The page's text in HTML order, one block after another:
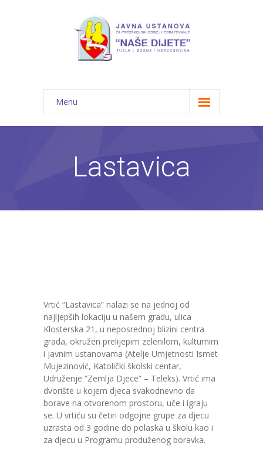
Menu
Početna
O nama
---- Ciciban
---- Jelenko
---- Kolibri
---- Lastavica
---- Pčelica
---- Poletarac
---- Snjeguljica
Lastavica
Vrtić “Lastavica” nalazi se na jednoj od
najljepših lokaciju u našem gradu, ulica
Klosterska 21, u neposrednoj blizini centra
grada, okružen prelijepim zelenilom, kulturnim
i javnim ustanovama (Atelje Umjetnosti Ismet
Mujezinović, Katolički školski centar,
Udruženje “Zemlja Djece” – Teleks). Vrtić ima
dvorište u kojem djeca svakodnevno da
borave na otvorenom prostoru, uče i igraju
se. U vrtiću su četiri odgojne grupe za djecu
uzrasta od 3 godine do polaska u školu kao i
za djecu u Programu produženog boravka.